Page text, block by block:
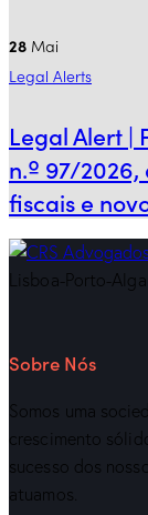
28 Mai
Legal Alerts
Legal Alert |
n.º 97/
fiscais e
Lisboa-Porto-
Sobre Nós
Somos uma
crescimento
sucesso dos
atuamos.